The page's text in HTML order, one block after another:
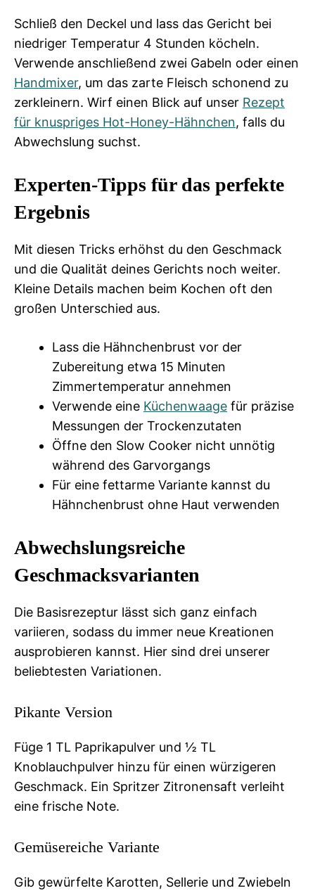
Schließ den Deckel und lass das Gericht bei
niedriger Temperatur 4 Stunden köcheln.
Verwende anschließend zwei Gabeln oder einen
Handmixer, um das zarte Fleisch schonend zu
zerkleinern. Wirf einen Blick auf unser Rezept
für knuspriges Hot-Honey-Hähnchen, falls du
Abwechslung suchst.
Experten-Tipps für das perfekte
Ergebnis
Mit diesen Tricks erhöhst du den Geschmack
und die Qualität deines Gerichts noch weiter.
Kleine Details machen beim Kochen oft den
großen Unterschied aus.
Lass die Hähnchenbrust vor der
Zubereitung etwa 15 Minuten
Zimmertemperatur annehmen
Verwende eine Küchenwaage für präzise
Messungen der Trockenzutaten
Öffne den Slow Cooker nicht unnötig
während des Garvorgangs
Für eine fettarme Variante kannst du
Hähnchenbrust ohne Haut verwenden
Abwechslungsreiche
Geschmacksvarianten
Die Basisrezeptur lässt sich ganz einfach
variieren, sodass du immer neue Kreationen
ausprobieren kannst. Hier sind drei unserer
beliebtesten Variationen.
Pikante Version
Füge 1 TL Paprikapulver und ½ TL
Knoblauchpulver hinzu für einen würzigeren
Geschmack. Ein Spritzer Zitronensaft verleiht
eine frische Note.
Gemüsereiche Variante
Gib gewürfelte Karotten, Sellerie und Zwiebeln